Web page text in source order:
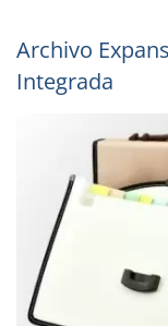
Archivo
Integrada